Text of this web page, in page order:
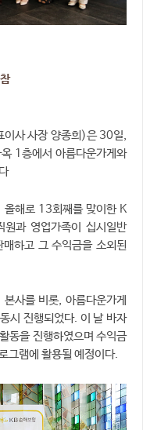
사 사장 양종희)은 30일,
1층에서 아름다운가게와
올해로 13회째를 맞이한 K
원과 영업가족이 십시일반
매하고 그 수익금을 소외된
사를 비롯, 아름다운가게
시 진행되었다. 이 날 바자
동을 진행하였으며 수익금
그램에 활용될 예정이다.